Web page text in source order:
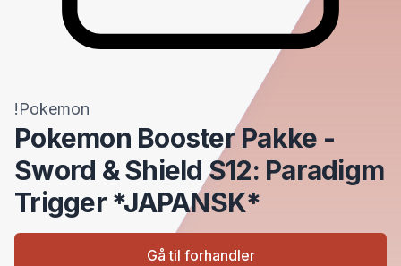
!Pokemon
Pokemon Booster Pakke -
Sword & Shield S12: Paradigm
Trigger *JAPANSK*
Gå til forhandler